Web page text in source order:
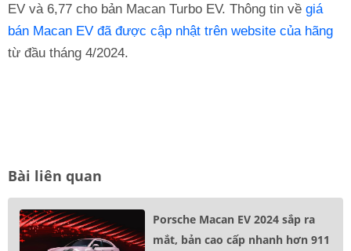
EV và 6,77 cho bản Macan Turbo EV. Thông tin về giá
bán Macan EV đã được cập nhật trên website của hãng
từ đầu tháng 4/2024.
Bài liên quan
Porsche Macan EV 2024 sắp ra
mắt, bản cao cấp nhanh hơn 911